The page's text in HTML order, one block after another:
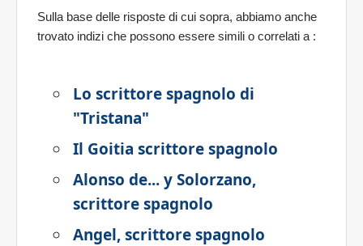
Sulla base delle risposte di cui sopra, abbiamo anche
trovato indizi che possono essere simili o correlati a :
Lo scrittore spagnolo di
"Tristana"
Il Goitia scrittore spagnolo
Alonso de... y Solorzano,
scrittore spagnolo
Angel, scrittore spagnolo